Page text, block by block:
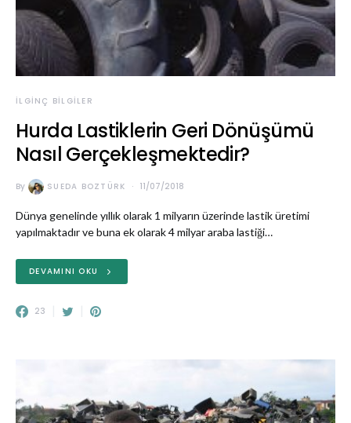
İLGINÇ BILGILER
Hurda Lastiklerin Geri Dönüşümü
Nasıl Gerçekleşmektedir?
By SUEDA BOZTÜRK 11/07/2018
Dünya genelinde yıllık olarak 1 milyarın üzerinde lastik üretimi
yapılmaktadır ve buna ek olarak 4 milyar araba lastiği…
DEVAMINI OKU
23